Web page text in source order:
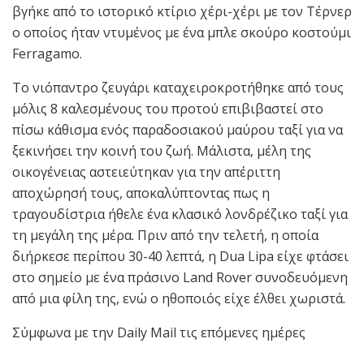
βγήκε από το ιστορικό κτίριο χέρι-χέρι με τον Τέρνερ
ο οποίος ήταν ντυμένος με ένα μπλε σκούρο κοστούμι
Ferragamo.
Το νιόπαντρο ζευγάρι καταχειροκροτήθηκε από τους
μόλις 8 καλεσμένους του προτού επιβιβαστεί στο
πίσω κάθισμα ενός παραδοσιακού μαύρου ταξί για να
ξεκινήσει την κοινή του ζωή. Μάλιστα, μέλη της
οικογένειας αστειεύτηκαν για την απέριττη
αποχώρησή τους, αποκαλύπτοντας πως η
τραγουδίστρια ήθελε ένα κλασικό λονδρέζικο ταξί για
τη μεγάλη της μέρα. Πριν από την τελετή, η οποία
διήρκεσε περίπου 30-40 λεπτά, η Dua Lipa είχε φτάσει
στο σημείο με ένα πράσινο Land Rover συνοδευόμενη
από μια φίλη της, ενώ ο ηθοποιός είχε έλθει χωριστά.
Σύμφωνα με την Daily Mail τις επόμενες ημέρες